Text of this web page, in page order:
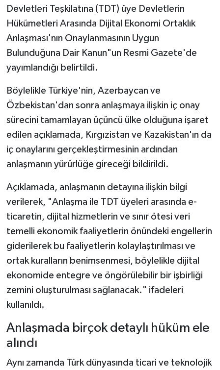
Devletleri Teşkilatına (TDT) üye Devletlerin
Hükümetleri Arasında Dijital Ekonomi Ortaklık
Anlaşması'nın Onaylanmasının Uygun
Bulunduğuna Dair Kanun"un Resmi Gazete'de
yayımlandığı belirtildi.
Böylelikle Türkiye'nin, Azerbaycan ve
Özbekistan'dan sonra anlaşmaya ilişkin iç onay
sürecini tamamlayan üçüncü ülke olduğuna işaret
edilen açıklamada, Kırgızistan ve Kazakistan'ın da
iç onaylarını gerçekleştirmesinin ardından
anlaşmanın yürürlüğe gireceği bildirildi.
Açıklamada, anlaşmanın detayına ilişkin bilgi
verilerek, "Anlaşma ile TDT üyeleri arasında e-
ticaretin, dijital hizmetlerin ve sınır ötesi veri
temelli ekonomik faaliyetlerin önündeki engellerin
giderilerek bu faaliyetlerin kolaylaştırılması ve
ortak kuralların benimsenmesi, böylelikle dijital
ekonomide entegre ve öngörülebilir bir işbirliği
zemini oluşturulması sağlanacak." ifadeleri
kullanıldı.
Anlaşmada birçok detaylı hüküm ele
alındı
Aynı zamanda Türk dünyasında ticari ve teknolojik